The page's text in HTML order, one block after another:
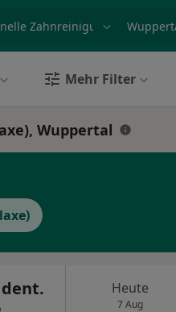
Mehr Filter
Wuppertal
Heute
7 Aug